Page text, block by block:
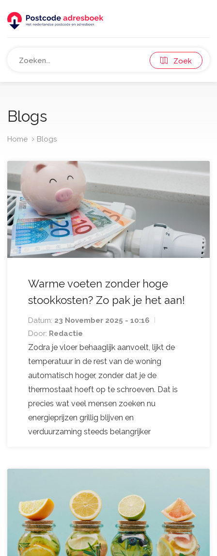
Zoek
Blogs
Home Blogs
Warme voeten zonder hoge
stookkosten? Zo pak je het aan!
Datum: 23 November 2025 - 10:16
Door: Redactie
Zodra je vloer behaaglijk aanvoelt, lijkt de
temperatuur in de rest van de woning
automatisch hoger, zonder dat je de
thermostaat hoeft op te schroeven. Dat is
precies wat veel mensen zoeken nu
energieprijzen grillig blijven en
verduurzaming steeds belangrijker